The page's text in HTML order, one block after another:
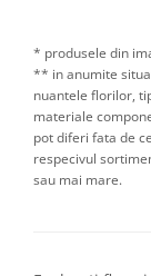
* produsele din
** in anumite
nuantele florilor,
materiale
pot diferi fata de
respecivul
sau mai mare.